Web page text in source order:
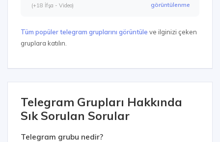
(+18 İfşa - Video)
görüntülenme
Tüm popüler telegram gruplarını görüntüle ve ilginizi çeken
gruplara katılın.
Telegram Grupları Hakkında
Sık Sorulan Sorular
Telegram grubu nedir?